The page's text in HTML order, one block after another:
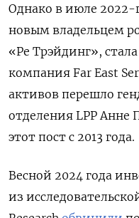
Однако в июле
новым владельцем
«Ре Трэйдинг»,
компания Far East
активов перешло
отделения LPP
этот пост с 2013 года.
Весной 2024 года
из